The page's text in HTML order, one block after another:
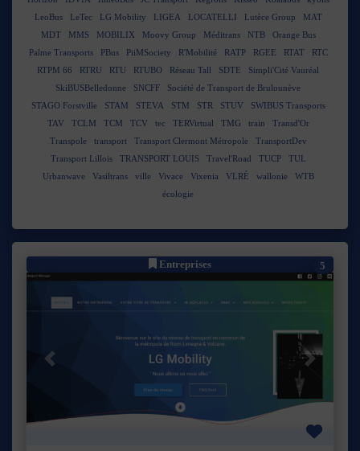
LeoBus
LeTec LG Mobility LIGEA LOCATELLI Lutèce Group
MAT
MDT
MMS MOBILIX Moovy Group Méditrans NTB
Orange Bus
Palme Transports
PBus PiiMSociety R'Mobilité RATP RGEE RTAT
RTC
RTPM 66
RTRU RTU RTUBO Réseau Tall SDTE
Simpli'Cité Vauréal
SkiBUSBelledonne
SNCFF
Société de Transport de Brulounève
STAGO Forstville
STAM STEVA STM STR STUV
SWIBUS Transports
TAV
TCLM TCM TCV tec TERVirtual TMG train
Transd'Or
Transpole
transport Transport Clermont Métropole
TransportDev
Transport Lillois
TRANSPORT LOUIS Travel'Road TUCP
TUL
Urbanwave
Vasiltrans ville Vivace Vixenia VLRÉ wallonie
WTB
écologie
Entreprises 5
Précédent Suivant